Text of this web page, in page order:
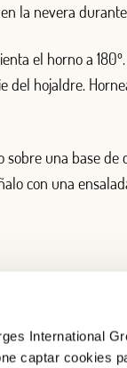
International
captar cookies
la nevera
el horno a
del hojaldre.
sobre una base de
con una